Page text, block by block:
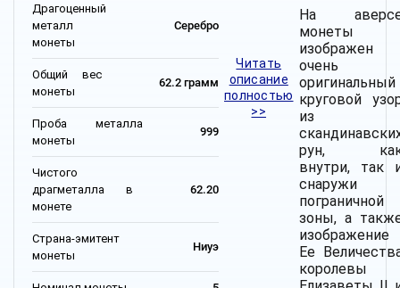
Драгоценный
металл
монеты
Серебро
Общий вес
монеты
62.2 грамм
Проба металла
монеты
999
Чистого
драгметалла в
монете
62.20
Страна-эмитент
монеты
Ниуэ
Читать
описание
полностью
>>
На
монеты
изображен
очень
оригинальный
круговой
из
рун,
внутри, так
снаружи
пограничной
зоны, а
изображение
Ее
королевы